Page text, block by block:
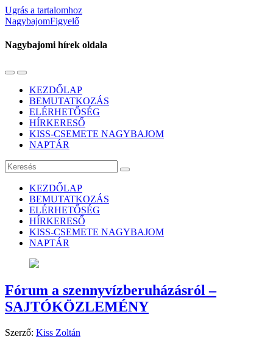
Ugrás a tartalomhoz
NagybajomFigyelő
Nagybajomi hírek oldala
Váltás
mobil
menüre
Használja
keresés
mezőt
KEZDŐLAP
BEMUTATKOZÁS
ELÉRHETŐSÉG
HÍRKERESŐ
KISS-CSEMETE NAGYBAJOM
NAPTÁR
Keresés
KEZDŐLAP
BEMUTATKOZÁS
ELÉRHETŐSÉG
HÍRKERESŐ
KISS-CSEMETE NAGYBAJOM
NAPTÁR
Fórum a szennyvízberuházásról –
SAJTÓKÖZLEMÉNY
Szerző: Kiss Zoltán